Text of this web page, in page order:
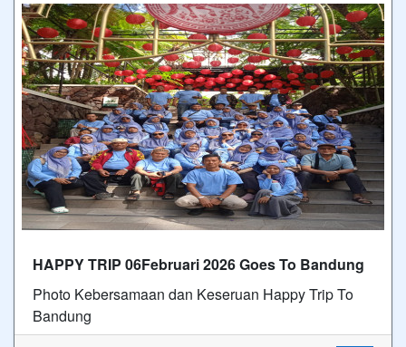
HAPPY TRIP 06Februari 2026 Goes To Bandung
Photo Kebersamaan dan Keseruan Happy Trip To
Bandung